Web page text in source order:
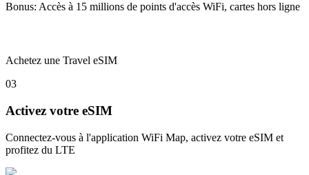
Bonus: Accès à 15 millions de points d'accès WiFi, cartes hors ligne
Achetez une Travel eSIM
03
Activez votre eSIM
Connectez-vous à l'application WiFi Map, activez votre eSIM et
profitez du LTE